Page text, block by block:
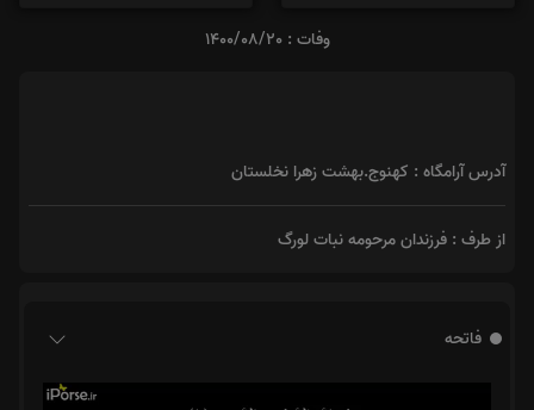
وفات : 1400/08/20
آدرس آرامگاه : کهنوج.بهشت زهرا نخلستان
از طرف : فرزندان مرحومه نبات لورگ
فاتحه